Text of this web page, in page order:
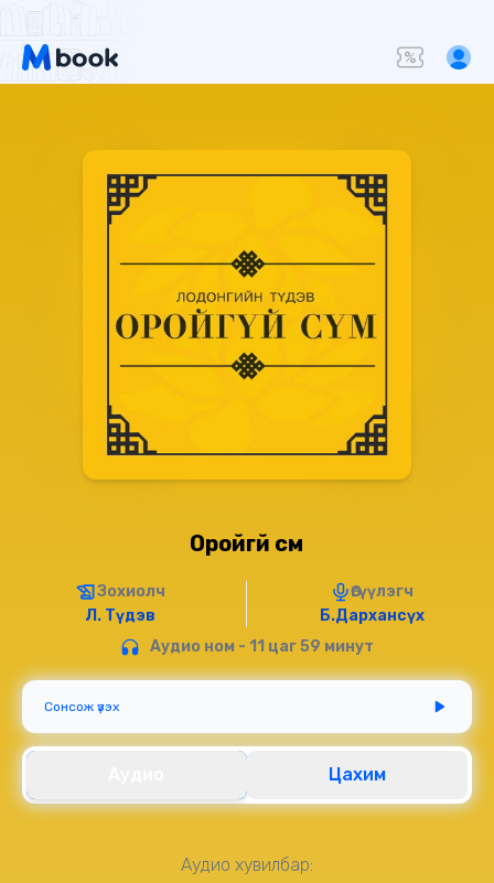
Оройгүй сүм
Зохиолч
Л. Түдэв
Өгүүлэгч
Б.Дархансүх
Аудио ном - 11 цаг 59 минут
Сонсож үзэх
Цахим
Аудио хувилбар: